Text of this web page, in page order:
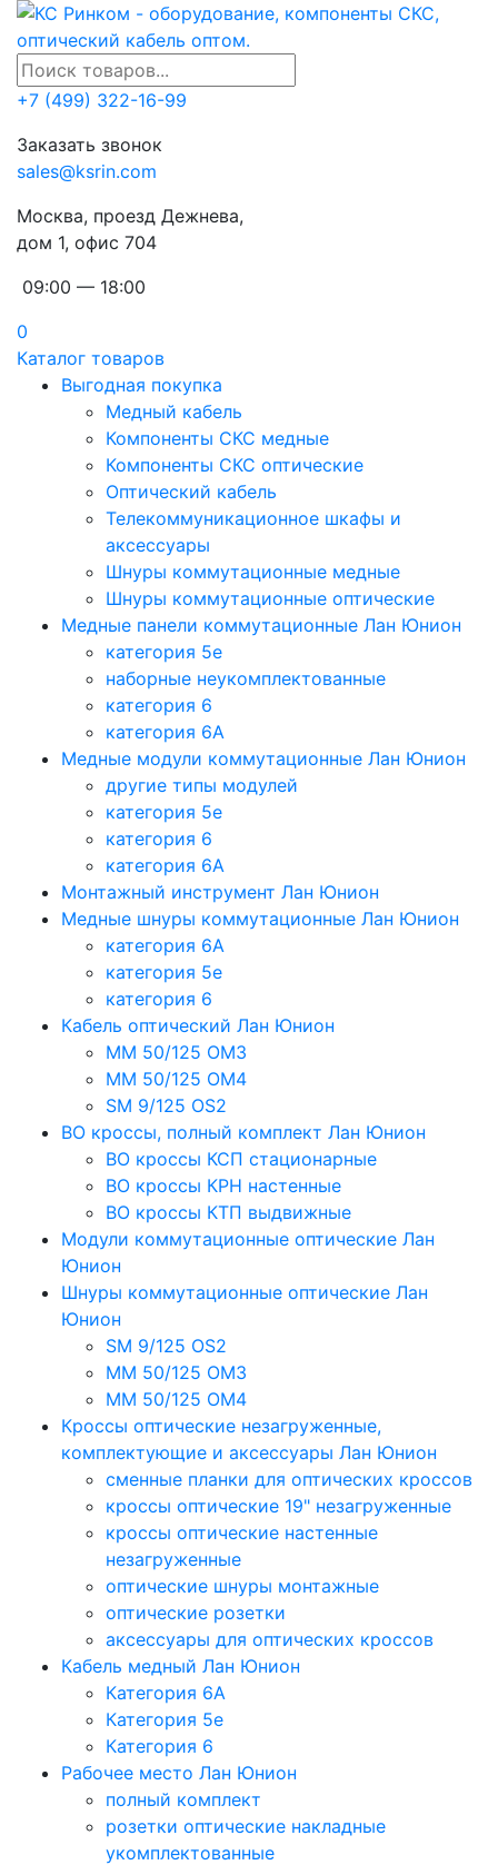
+7 (499) 322-16-99
Заказать звонок
sales@ksrin.com
Москва, проезд Дежнева,
дом 1, офис 704
09:00 — 18:00
0
Каталог товаров
Выгодная покупка
Медный кабель
Компоненты СКС медные
Компоненты СКС оптические
Оптический кабель
Телекоммуникационное шкафы и
аксессуары
Шнуры коммутационные медные
Шнуры коммутационные оптические
Медные панели коммутационные Лан Юнион
категория 5e
наборные неукомплектованные
категория 6
категория 6A
Медные модули коммутационные Лан Юнион
другие типы модулей
категория 5е
категория 6
категория 6A
Монтажный инструмент Лан Юнион
Медные шнуры коммутационные Лан Юнион
категория 6A
категория 5e
категория 6
Кабель оптический Лан Юнион
MM 50/125 OM3
MM 50/125 OM4
SM 9/125 OS2
ВО кроссы, полный комплект Лан Юнион
ВО кроссы КСП стационарные
ВО кроссы КРН настенные
ВО кроссы КТП выдвижные
Модули коммутационные оптические Лан
Юнион
Шнуры коммутационные оптические Лан
Юнион
SM 9/125 OS2
MM 50/125 OM3
MM 50/125 OM4
Кроссы оптические незагруженные,
комплектующие и аксессуары Лан Юнион
сменные планки для оптических кроссов
кроссы оптические 19" незагруженные
кроссы оптические настенные
незагруженные
оптические шнуры монтажные
оптические розетки
аксессуары для оптических кроссов
Кабель медный Лан Юнион
Категория 6A
Категория 5e
Категория 6
Рабочее место Лан Юнион
полный комплект
розетки оптические накладные
укомплектованные